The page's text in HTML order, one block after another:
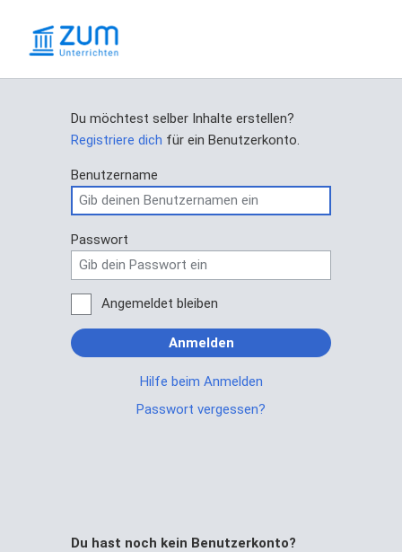
Du möchtest selber Inhalte erstellen?
Registriere dich für ein Benutzerkonto.
Benutzername
Passwort
Angemeldet bleiben
Anmelden
Hilfe beim Anmelden
Passwort vergessen?
Du hast noch kein Benutzerkonto?